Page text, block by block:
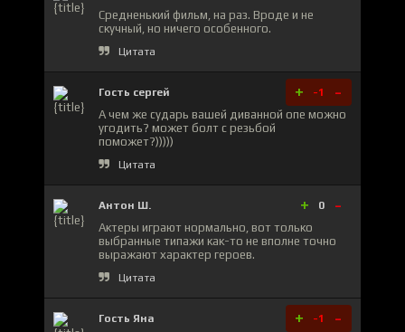
Средненький фильм, на раз. Вроде и не
скучный, но ничего особенного.
Цитата
Гость сергей + -1 -
А чем же сударь вашей диванной опе можно
угодить? может болт с резьбой
поможет?)))))
Цитата
Антон Ш. + 0 -
Актеры играют нормально, вот только
выбранные типажи как-то не вполне точно
выражают характер героев.
Цитата
Гость Яна + -1 -